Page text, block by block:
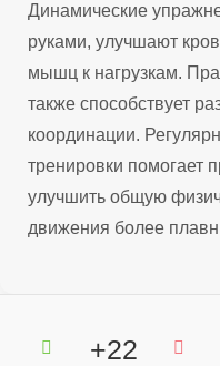
Динамические
руками, улучшают
мышц к нагрузкам.
также способствует
координации.
тренировки помогает
улучшить общую
движения более
+22